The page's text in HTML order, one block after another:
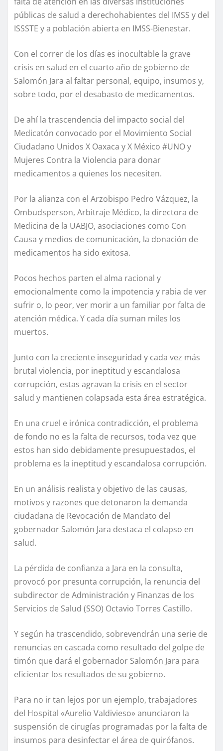
públicas de salud a derechohabientes del IMSS y del
ISSSTE y a población abierta en IMSS-Bienestar.
Con el correr de los días es inocultable la grave
crisis en salud en el cuarto año de gobierno de
Salomón Jara al faltar personal, equipo, insumos y,
sobre todo, por el desabasto de medicamentos.
De ahí la trascendencia del impacto social del
Medicatón convocado por el Movimiento Social
Ciudadano Unidos X Oaxaca y X México #UNO y
Mujeres Contra la Violencia para donar
medicamentos a quienes los necesiten.
Por la alianza con el Arzobispo Pedro Vázquez, la
Ombudsperson, Arbitraje Médico, la directora de
Medicina de la UABJO, asociaciones como Con
Causa y medios de comunicación, la donación de
medicamentos ha sido exitosa.
Pocos hechos parten el alma racional y
emocionalmente como la impotencia y rabia de ver
sufrir o, lo peor, ver morir a un familiar por falta de
atención médica. Y cada día suman miles los
muertos.
Junto con la creciente inseguridad y cada vez más
brutal violencia, por ineptitud y escandalosa
corrupción, estas agravan la crisis en el sector
salud y mantienen colapsada esta área estratégica.
En una cruel e irónica contradicción, el problema
de fondo no es la falta de recursos, toda vez que
estos han sido debidamente presupuestados, el
problema es la ineptitud y escandalosa corrupción.
En un análisis realista y objetivo de las causas,
motivos y razones que detonaron la demanda
ciudadana de Revocación de Mandato del
gobernador Salomón Jara destaca el colapso en
salud.
La pérdida de confianza a Jara en la consulta,
provocó por presunta corrupción, la renuncia del
subdirector de Administración y Finanzas de los
Servicios de Salud (SSO) Octavio Torres Castillo.
Y según ha trascendido, sobrevendrán una serie de
renuncias en cascada como resultado del golpe de
timón que dará el gobernador Salomón Jara para
eficientar los resultados de su gobierno.
Para no ir tan lejos por un ejemplo, trabajadores
del Hospital «Aurelio Valdivieso» anunciaron la
suspensión de cirugías programadas por la falta de
insumos para desinfectar el área de quirófanos.